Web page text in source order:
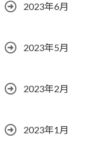
2023年6月
2023年5月
2023年2月
2023年1月